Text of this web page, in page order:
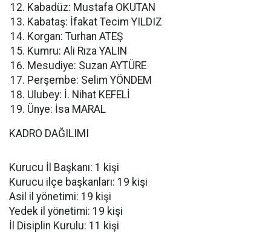
Kabadüz: Mustafa OKUTAN
Kabataş: İfakat Tecim YILDIZ
Korgan: Turhan ATEŞ
Kumru: Ali Rıza YALIN
Mesudiye: Suzan AYTÜRE
Perşembe: Selim YÖNDEM
Ulubey: İ. Nihat KEFELİ
Ünye: İsa MARAL
KADRO DAĞILIMI
Kurucu İl Başkanı: 1 kişi
Kurucu ilçe başkanları: 19 kişi
Asil il yönetimi: 19 kişi
Yedek il yönetimi: 19 kişi
İl Disiplin Kurulu: 11 kişi